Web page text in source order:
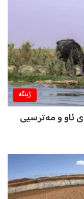
ژینگه‌
ئاو و مەترسیی